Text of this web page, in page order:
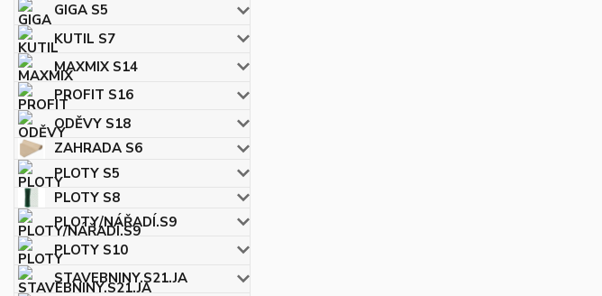
GIGA S5
KUTIL S7
MAXMIX S14
PROFIT S16
ODĚVY S18
ZAHRADA S6
PLOTY S5
PLOTY S8
PLOTY/NÁŘADÍ.S9
PLOTY S10
STAVEBNINY.S21.JA